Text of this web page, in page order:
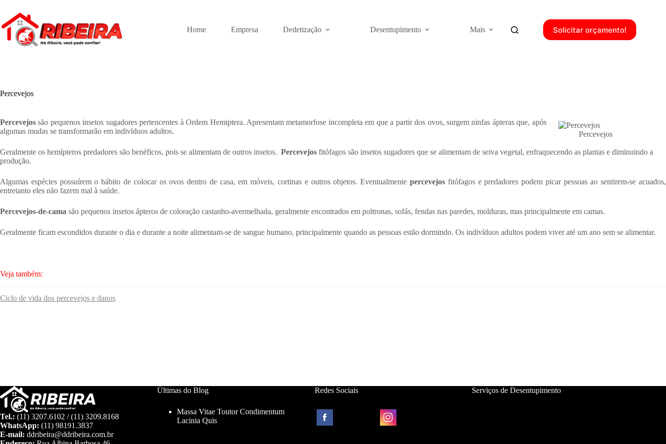
conteúdo
Home Empresa Dedetização Desentupimento Mais Solicitar orçamento!
Percevejos
Percevejos
Percevejos são pequenos insetos sugadores pertencentes à Ordem Hemiptera. Apresentam metamorfose incompleta em que a partir dos ovos, surgem ninfas ápteras que, após
algumas mudas se transformarão em indivíduos adultos.
Geralmente os hemípteros predadores são benéficos, pois se alimentam de outros insetos. Percevejos fitófagos são insetos sugadores que se alimentam de seiva vegetal, enfraquecendo as plantas e diminuindo a
produção.
Algumas espécies possuírem o hábito de colocar os ovos dentro de casa, em móveis, cortinas e outros objetos. Eventualmente percevejosfitófagos e predadores podem picar pessoas ao sentirem-se acuados,
entretanto eles não fazem mal à saúde.
Percevejos-de-cama são pequenos insetos ápteros de coloração castanho-avermelhada, geralmente encontrados em poltronas, sofás, fendas nas paredes, molduras, mas principalmente em camas.
Geralmente ficam escondidos durante o dia e durante a noite alimentam-se de sangue humano, principalmente quando as pessoas estão dormindo. Os indivíduos adultos podem viver até um ano sem se alimentar.
Veja também:
Ciclo de vida dos percevejos e danos
Tel.: (11) 3207.6102 / (11) 3209.8168
WhatsApp: (11) 98191.3837
E-mail: ddribeira@ddribeira.com.br
Últimas do Blog
Massa Vitae Toutor Condimentum
Lacinia Quis
Redes Sociais Serviços de Desentupimento